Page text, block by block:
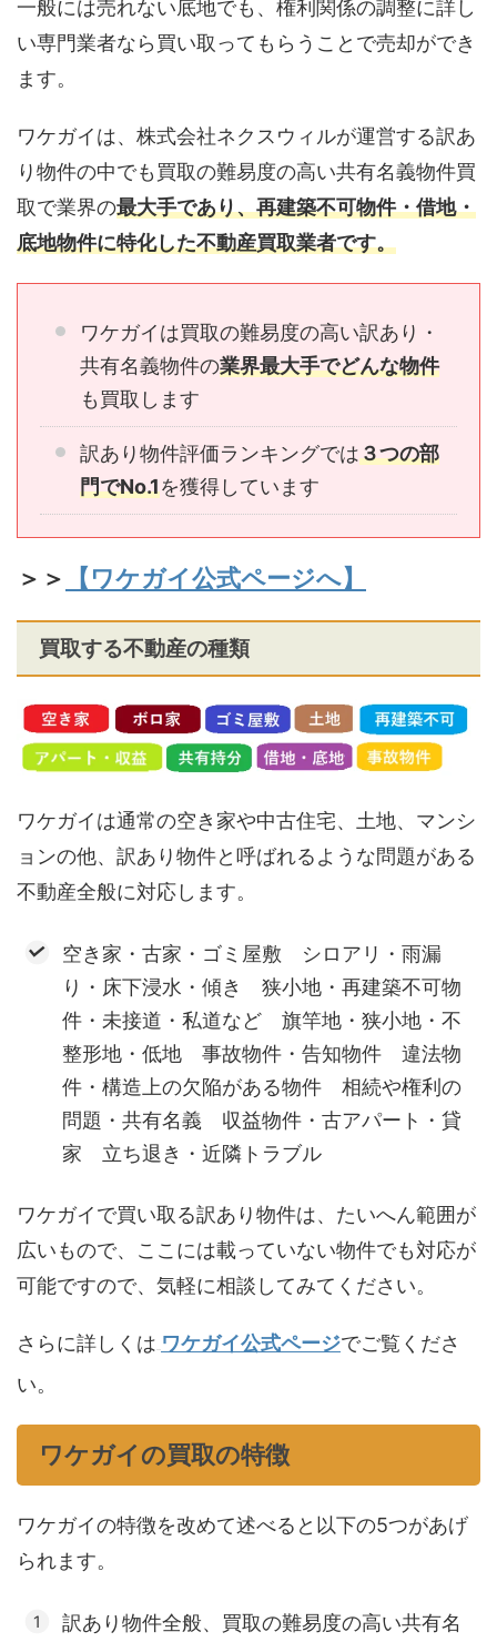
一般には売れない底地でも、権利関係の調整に詳し
い専門業者なら買い取ってもらうことで売却ができ
ます。
ワケガイは、株式会社ネクスウィルが運営する訳あ
り物件の中でも買取の難易度の高い共有名義物件買
取で業界の最大手であり、再建築不可物件・借地・
底地物件に特化した不動産買取業者です。
ワケガイは買取の難易度の高い訳あり・
共有名義物件の業界最大手でどんな物件
も買取します
訳あり物件評価ランキングでは３つの部
門でNo.1を獲得しています
＞＞ 【ワケガイ公式ページへ】
買取する不動産の種類
ワケガイは通常の空き家や中古住宅、土地、マンシ
ョンの他、訳あり物件と呼ばれるような問題がある
不動産全般に対応します。
空き家・古家・ゴミ屋敷 シロアリ・雨漏
り・床下浸水・傾き 狭小地・再建築不可物
件・未接道・私道など 旗竿地・狭小地・不
整形地・低地 事故物件・告知物件 違法物
件・構造上の欠陥がある物件 相続や権利の
問題・共有名義 収益物件・古アパート・貸
家 立ち退き・近隣トラブル
ワケガイで買い取る訳あり物件は、たいへん範囲が
広いもので、ここには載っていない物件でも対応が
可能ですので、気軽に相談してみてください。
さらに詳しくは ワケガイ公式ページでご覧くださ
い。
ワケガイの買取の特徴
ワケガイの特徴を改めて述べると以下の5つがあげ
られます。
訳あり物件全般、買取の難易度の高い共有名